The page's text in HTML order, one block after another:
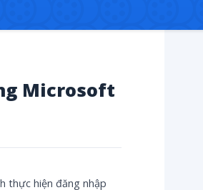
Microsoft
thực hiện đăng nhập